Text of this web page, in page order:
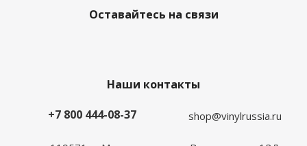
Оставайтесь на связи
Наши контакты
+7 800 444-08-37
shop@vinylrussia.ru